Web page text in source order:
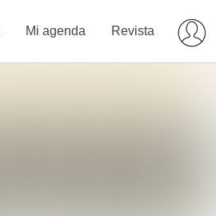
Mi agenda Revista